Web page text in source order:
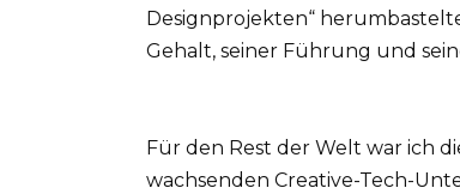
Designprojekten“
Gehalt, seiner Führung und
Für den Rest der Welt war ich
wachsenden Creative-Tech-